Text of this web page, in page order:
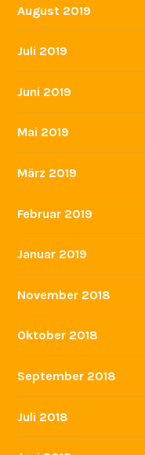
August 2019
Juli 2019
Juni 2019
Mai 2019
März 2019
Februar 2019
Januar 2019
November 2018
Oktober 2018
September 2018
Juli 2018